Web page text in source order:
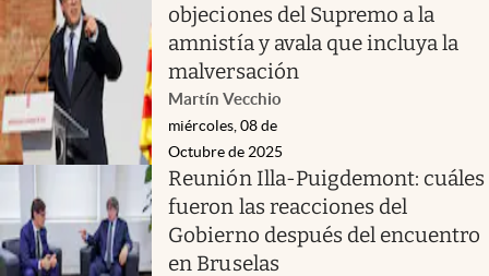
objeciones del Supremo a la
amnistía y avala que incluya la
malversación
Martín Vecchio
miércoles, 08 de
Octubre de 2025
Reunión Illa-Puigdemont: cuáles
fueron las reacciones del
Gobierno después del encuentro
en Bruselas